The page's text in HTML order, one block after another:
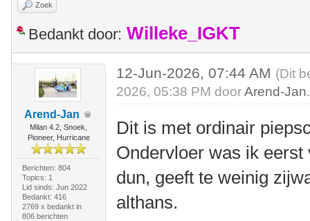
Zoek
Bedankt door: Willeke_IGKT
Arend-Jan
Milan 4.2, Snoek,
Pioneer, Hurricane
Berichten: 804
Topics: 1
Lid sinds: Jun 2022
Bedankt: 416
2769 x bedankt in
806 berichten
12-Jun-2026, 07:44 AM (Dit
2026, 05:38 PM doorArend-Jan
Dit is met ordinair
Ondervloer was ik
dun, geeft te weinig
althans.